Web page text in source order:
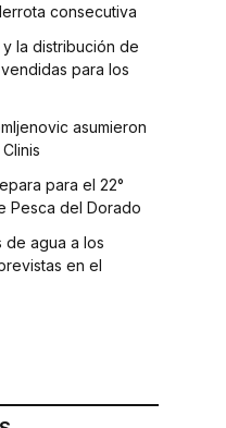
consecutiva
la distribución de
para los
asumieron
para el 22°
Pesca del Dorado
de agua a los
en el